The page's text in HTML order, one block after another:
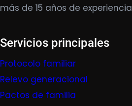
más de 15 años de
Servicios principales
Protocolo familiar
Relevo generacional
Pactos de familia